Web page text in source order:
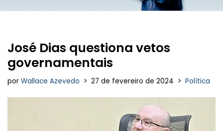
José Dias questiona vetos
governamentais
por Wallace Azevedo 27 de fevereiro de 2024 Política